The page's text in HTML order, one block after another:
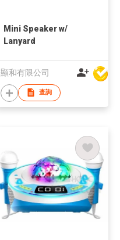
Mini Speaker w/
Lanyard
顯和有限公司
查詢